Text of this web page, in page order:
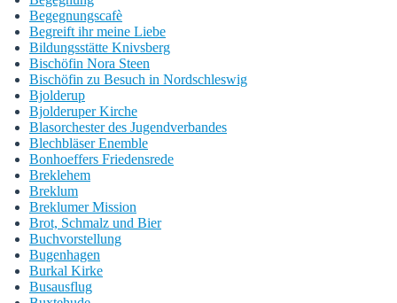
Begegnungscafè
Begreift ihr meine Liebe
Bildungsstätte Knivsberg
Bischöfin Nora Steen
Bischöfin zu Besuch in Nordschleswig
Bjolderup
Bjolderuper Kirche
Blasorchester des Jugendverbandes
Blechbläser Enemble
Bonhoeffers Friedensrede
Breklehem
Breklum
Breklumer Mission
Brot, Schmalz und Bier
Buchvorstellung
Bugenhagen
Burkal Kirke
Busausflug